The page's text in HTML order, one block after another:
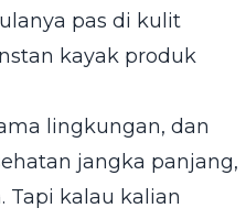
pas di kulit
kayak produk
lingkungan, dan
jangka panjang,
Tapi kalau kalian